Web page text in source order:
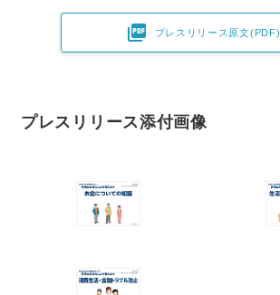
 プレスリリース原文(PDF)
プレスリリース添付画像